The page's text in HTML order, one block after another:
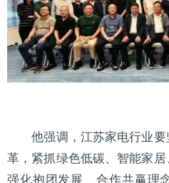
他强调，江苏家电行业要
革，紧抓绿色低碳、智能家
强化抱团发展、合作共赢理